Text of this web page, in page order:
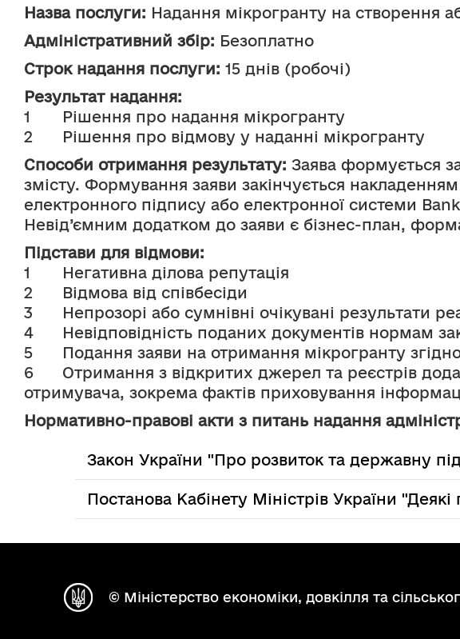
Назва послуги: Надання мікрогранту на створення
Адміністративний збір: Безоплатно
Строк надання послуги: 15 днів (робочі)
Результат надання:
1	Рішення про надання мікрогранту
2	Рішення про відмову у наданні мікрогранту
Способи отримання результату: Заява формується
змісту. Формування заяви закінчується
електронного підпису або електронної системи
Невід’ємним додатком до заяви є бізнес-план,
Підстави для відмови:
1	Негативна ділова репутація
2	Відмова від співбесіди
3	Непрозорі або сумнівні очікувані результати
4	Невідповідність поданих документів нормам
5	Подання заяви на отримання мікрогранту
6	Отримання з відкритих джерел та реєстрів додаткових фактів/інформації щодо негативної ділової репутації
отримувача, зокрема фактів приховування
Нормативно-правові акти з питань надання
Закон України "Про розвиток та державну
Постанова Кабінету Міністрів України
© Міністерство економіки, довкілля та